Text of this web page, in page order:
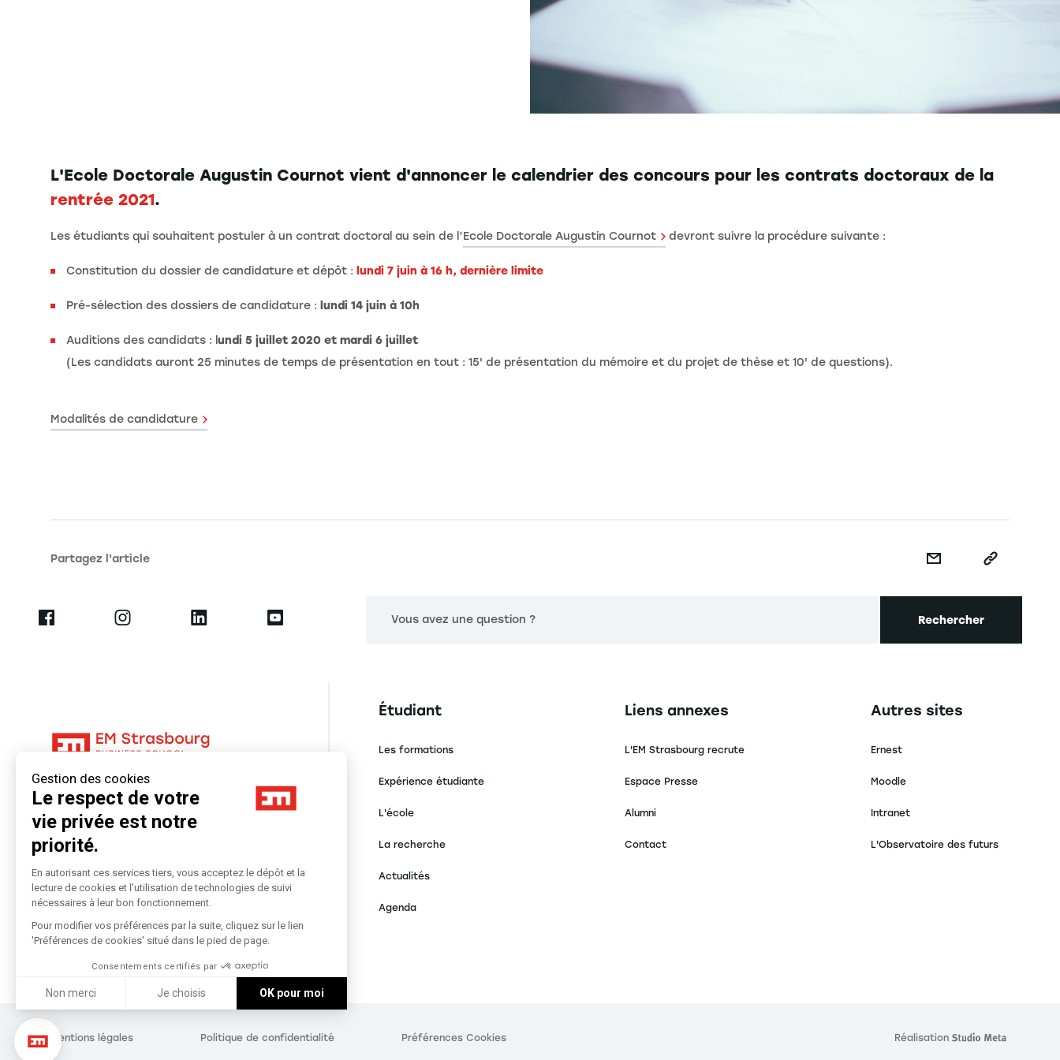
Gestion des cookies
Le respect de votre
vie privée est notre
priorité.
En autorisant ces services tiers, vous acceptez le dépôt et la
lecture de cookies et l'utilisation de technologies de suivi
nécessaires à leur bon fonctionnement.
Pour modifier vos préférences par la suite, cliquez sur le lien
'Préférences de cookies' situé dans le pied de page.
Consentements certifiés par
Non merci Je choisis OK pour moi
Axeptio consent
Plateforme de Gestion du Consentement : Personnalisez vos Options
Notre plateforme vous permet d'adapter et de gérer vos paramètres de confidentialité, en garantissant la conformité avec les réglementations. Personnalisez vos préférences pour
L'Ecole Doctorale Augustin Cournot vient d'annoncer le calendrier des concours pour les contrats doctoraux de la
rentrée 2021.
Les étudiants qui souhaitent postuler à un contrat doctoral au sein de l’Ecole Doctorale Augustin Cournot devront suivre la procédure suivante :
Constitution du dossier de candidature et dépôt : lundi 7 juin à 16 h, dernière limite
Pré-sélection des dossiers de candidature : lundi 14 juin à 10h
Auditions des candidats : l undi 5 juillet 2020 et mardi 6 juillet
(Les candidats auront 25 minutes de temps de présentation en tout : 15' de présentation du mémoire et du projet de thèse et 10' de questions).
Modalités de candidature
Partagez l'article
Vous avez une question ? Rechercher
EM Strasbourg Business School
Navigation principale footer
Étudiant
Les formations
Expérience étudiante
L'école
La recherche
Actualités
Agenda
Navigation secondaire footer
Liens annexes
L'EM Strasbourg recrute
Espace Presse
Alumni
Contact
Navigation tertiaire footer
Autres sites
Ernest
Moodle
Intranet
L'Observatoire des futurs
Mentions légales Politique de confidentialité Préférences Cookies Réalisation